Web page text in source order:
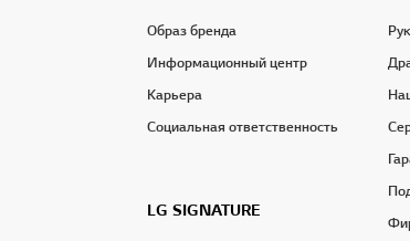
Образ бренда
Информационный центр
Карьера
Социальная ответственность
LG SIGNATURE